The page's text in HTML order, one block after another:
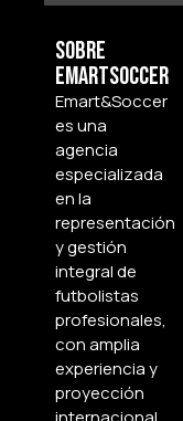
Sobre
Emartsoccer
Emart&Soccer
es una
agencia
especializada
en la
representación
y gestión
integral de
futbolistas
profesionales,
con amplia
experiencia y
proyección